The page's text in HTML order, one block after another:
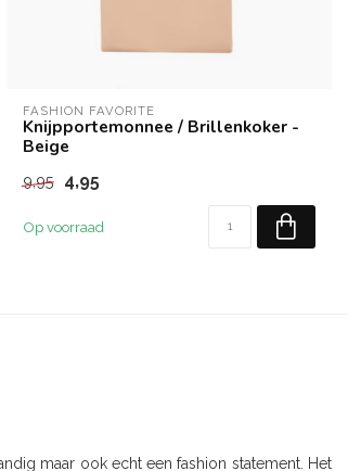
FASHION FAVORITE
Knijpportemonnee / Brillenkoker -
Beige
9,95 4,95
Op voorraad
maar ook echt een fashion statement. Het